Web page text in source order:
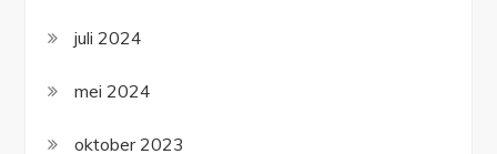
juli 2024
mei 2024
oktober 2023